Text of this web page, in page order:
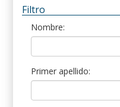
Filtro
Nombre:
Primer apellido: